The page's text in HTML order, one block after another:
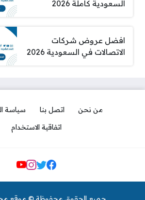
السعودية كاملة 2026
افضل عروض شركات
الاتصالات في السعودية 2026
من نحن اتصل بنا
سياسة
اتفاقية الاستخدام
مواقع التواصل